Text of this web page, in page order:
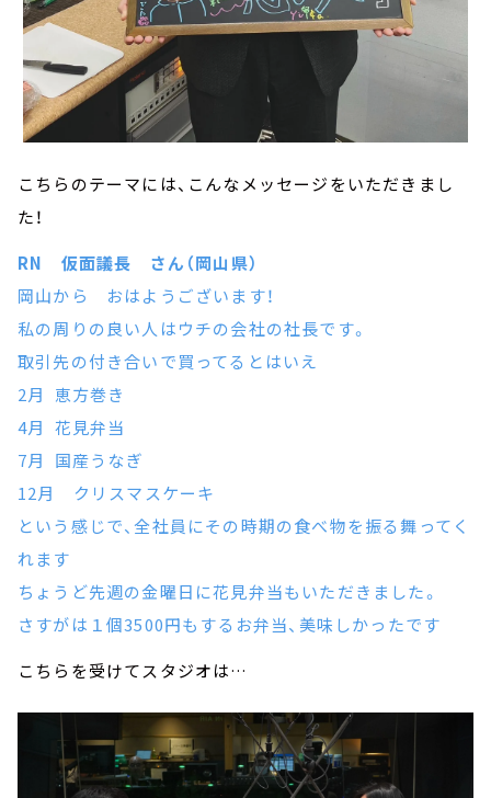
こちらのテーマには、こんなメッセージをいただきまし
た！
RN 仮面議長 さん（岡山県）
岡山から おはようございます！
私の周りの良い人はウチの会社の社長です。
取引先の付き合いで買ってるとはいえ
2月 恵方巻き
4月 花見弁当
7月 国産うなぎ
12月 クリスマスケーキ
という感じで、全社員にその時期の食べ物を振る舞ってく
れます
ちょうど先週の金曜日に花見弁当もいただきました。
さすがは１個3500円もするお弁当、美味しかったです
こちらを受けてスタジオは…